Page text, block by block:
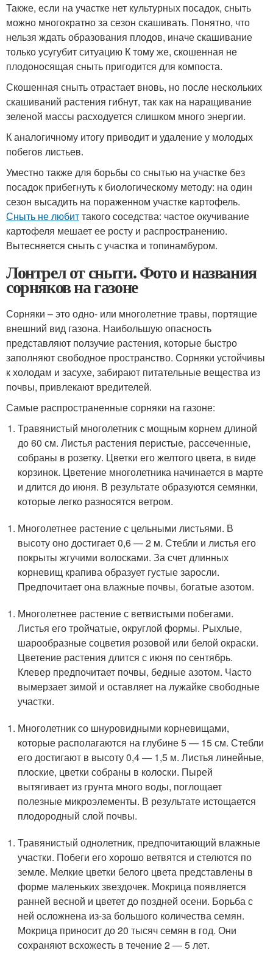
Также, если на участке нет культурных посадок, сныть
можно многократно за сезон скашивать. Понятно, что
нельзя ждать образования плодов, иначе скашивание
только усугубит ситуацию К тому же, скошенная не
плодоносящая сныть пригодится для компоста.
Скошенная сныть отрастает вновь, но после нескольких
скашиваний растения гибнут, так как на наращивание
зеленой массы расходуется слишком много энергии.
К аналогичному итогу приводит и удаление у молодых
побегов листьев.
Уместно также для борьбы со снытью на участке без
посадок прибегнуть к биологическому методу: на один
сезон высадить на пораженном участке картофель.
Сныть не любиттакого соседства: частое окучивание
картофеля мешает ее росту и распространению.
Вытесняется сныть с участка и топинамбуром.
Лонтрел от сныти. Фото и названия
сорняков на газоне
Сорняки – это одно- или многолетние травы, портящие
внешний вид газона. Наибольшую опасность
представляют ползучие растения, которые быстро
заполняют свободное пространство. Сорняки устойчивы
к холодам и засухе, забирают питательные вещества из
почвы, привлекают вредителей.
Самые распространенные сорняки на газоне:
Травянистый многолетник с мощным корнем длиной
до 60 см. Листья растения перистые, рассеченные,
собраны в розетку. Цветки его желтого цвета, в виде
корзинок. Цветение многолетника начинается в марте
и длится до июня. В результате образуются семянки,
которые легко разносятся ветром.
Многолетнее растение с цельными листьями. В
высоту оно достигает 0,6 — 2 м. Стебли и листья его
покрыты жгучими волосками. За счет длинных
корневищ крапива образует густые заросли.
Предпочитает она влажные почвы, богатые азотом.
Многолетнее растение с ветвистыми побегами.
Листья его тройчатые, округлой формы. Рыхлые,
шарообразные соцветия розовой или белой окраски.
Цветение растения длится с июня по сентябрь.
Клевер предпочитает почвы, бедные азотом. Часто
вымерзает зимой и оставляет на лужайке свободные
участки.
Многолетник со шнуровидными корневищами,
которые располагаются на глубине 5 — 15 см. Стебли
его достигают в высоту 0,4 — 1,5 м. Листья линейные,
плоские, цветки собраны в колоски. Пырей
вытягивает из грунта много воды, поглощает
полезные микроэлементы. В результате истощается
плодородный слой почвы.
Травянистый однолетник, предпочитающий влажные
участки. Побеги его хорошо ветвятся и стелются по
земле. Мелкие цветки белого цвета представлены в
форме маленьких звездочек. Мокрица появляется
ранней весной и цветет до поздней осени. Борьба с
ней осложнена из-за большого количества семян.
Мокрица приносит до 20 тысяч семян в год. Они
сохраняют всхожесть в течение 2 — 5 лет.